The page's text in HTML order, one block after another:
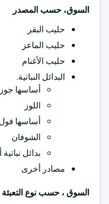
السوق، حسب المصدر
حليب البقر
حليب الماعز
حليب الأغنام
البدائل النباتية.
أساسها جوز
اللوز
أساسها
الشوفان
بدائل
مصادر أخرى
السوق ، حسب نوع التعبئة